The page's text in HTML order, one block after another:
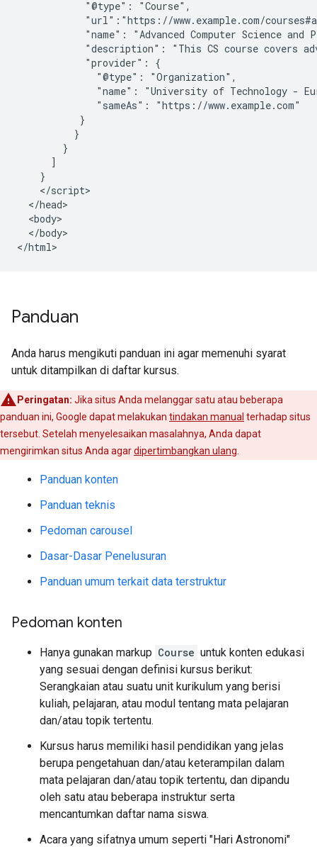
            "@type": "Course",
"url":"https://www.example.com/
"name": "Advanced Computer Science and
"description": "This CS course covers
            "provider": {
              "@type": "Organization",
"name": "University of Technology -
              "sameAs": "https://www.example.com"
           }
          }
        }
      ]
    }
    </script>
  </head>
  <body>
  </body>
</html>
Panduan
Anda harus mengikuti panduan ini agar memenuhi syarat
untuk ditampilkan di daftar kursus.
Peringatan: Jika situs Anda melanggar satu atau beberapa
panduan ini, Google dapat melakukan tindakan manual terhadap situs
tersebut. Setelah menyelesaikan masalahnya, Anda dapat
mengirimkan situs Anda agardipertimbangkan ulang
Panduan konten
Panduan teknis
Pedoman carousel
Dasar-Dasar Penelusuran
Panduan umum terkait data terstruktur
Pedoman konten
Hanya gunakan markup Course untuk konten edukasi
yang sesuai dengan definisi kursus berikut:
Serangkaian atau suatu unit kurikulum yang berisi
kuliah, pelajaran, atau modul tentang mata pelajaran
dan/atau topik tertentu.
Kursus harus memiliki hasil pendidikan yang jelas
berupa pengetahuan dan/atau keterampilan dalam
mata pelajaran dan/atau topik tertentu, dan dipandu
oleh satu atau beberapa instruktur serta
mencantumkan daftar nama siswa.
Acara yang sifatnya umum seperti "Hari Astronomi"